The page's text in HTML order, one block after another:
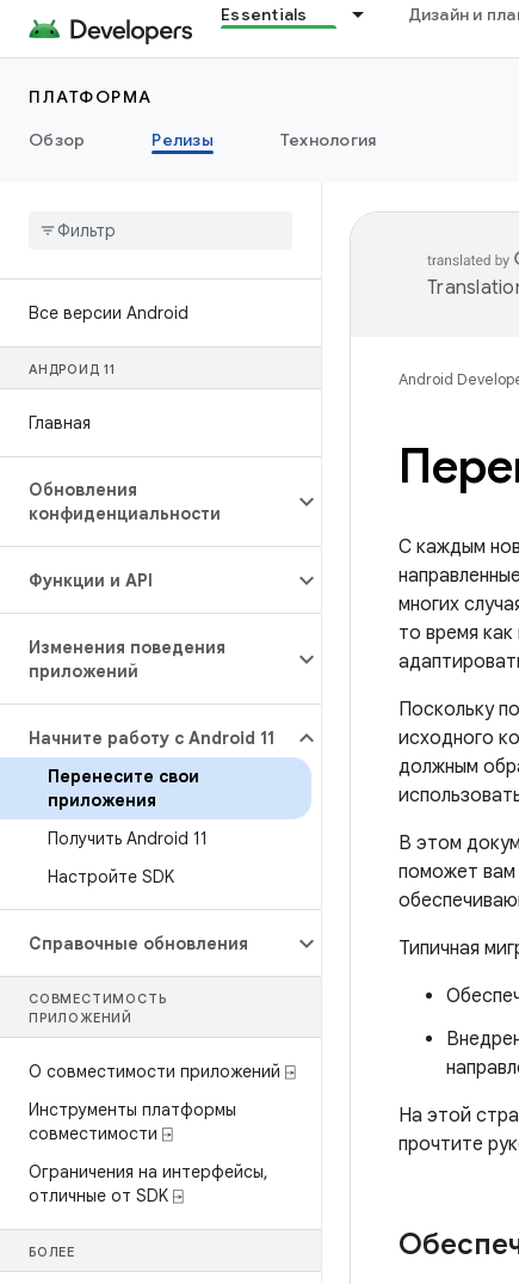
Essentials Дизайн и
ПЛАТФОРМА
Обзор
Релизы Технология
Все версии Android
АНДРОИД 11
Главная
Обновления
конфиденциальности
Функции и API
Изменения поведения
приложений
Начните работу с Android 11
Перенесите свои
приложения
Получить Android 11
Настройте SDK
Справочные обновления
СОВМЕСТИМОСТЬ
ПРИЛОЖЕНИЙ
О совместимости приложений ⍈
Инструменты платформы
совместимости ⍈
Ограничения на интерфейсы,
отличные от SDK ⍈
БОЛЕЕ
Android
С каждым
многих
то время
Поскольку
исходного
должным
В этом
поможет вам
Типичная
На этой
прочтите